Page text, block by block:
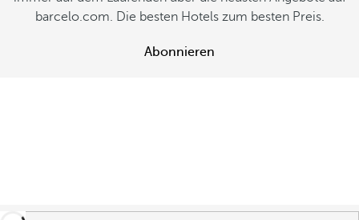
barcelo.com. Die besten Hotels zum besten Preis.
Abonnieren